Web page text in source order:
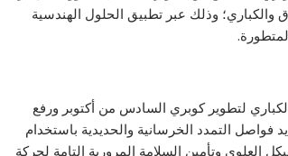
والكباري؛ وذلك عبر تطبيق الحلول الهندسية
لتطوير كوبري السادس من أكتوبر ورفع
فواصل التمدد الخرسانية والحديدية باستخدام
العلوي وتأمين السلامة المرورية التامة لحركة